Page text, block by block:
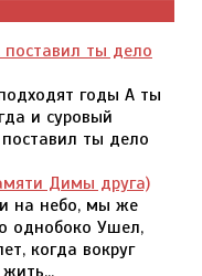
ты дело
годы А ты
и суровый
ты дело
Димы друга)
на небо, мы же
однобоко Ушел,
когда вокруг